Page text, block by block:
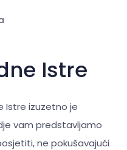
Istre
Istre izuzetno je
vam predstavljamo
ne pokušavajući